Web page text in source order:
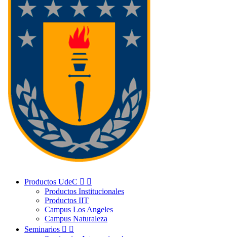
Productos UdeC  
Productos Institucionales
Productos IIT
Campus Los Angeles
Campus Naturaleza
Seminarios  